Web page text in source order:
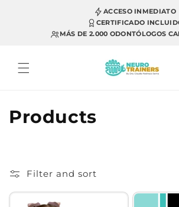
ACCESO INMEDIATO
CERTIFICADO
MÁS DE 2.000 ODONTÓLOGOS
C
Products
Filter and sort